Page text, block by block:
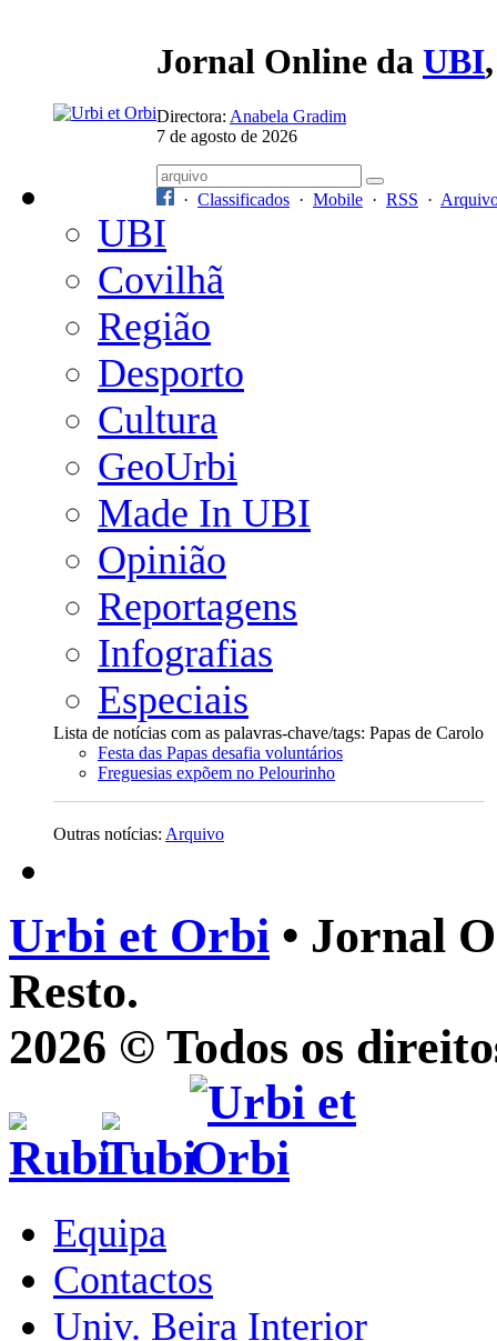
Jornal Online da UBI
Directora: Anabela Gradim
7 de agosto de 2026
· Classificados · Mobile · RSS ·
UBI
Covilhã
Região
Desporto
Cultura
GeoUrbi
Made In UBI
Opinião
Reportagens
Infografias
Especiais
Lista de notícias com as palavras-chave/tags: Papas de Carolo
Festa das Papas desafia voluntários
Freguesias expõem no Pelourinho
Outras notícias: Arquivo
Urbi et Orbi • Jornal
Resto.
2026 © Todos os
Equipa
Contactos
Univ. Beira Interior